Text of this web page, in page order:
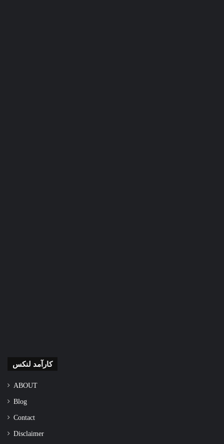
کارآمد لنکس
ABOUT
Blog
Contact
Disclaimer